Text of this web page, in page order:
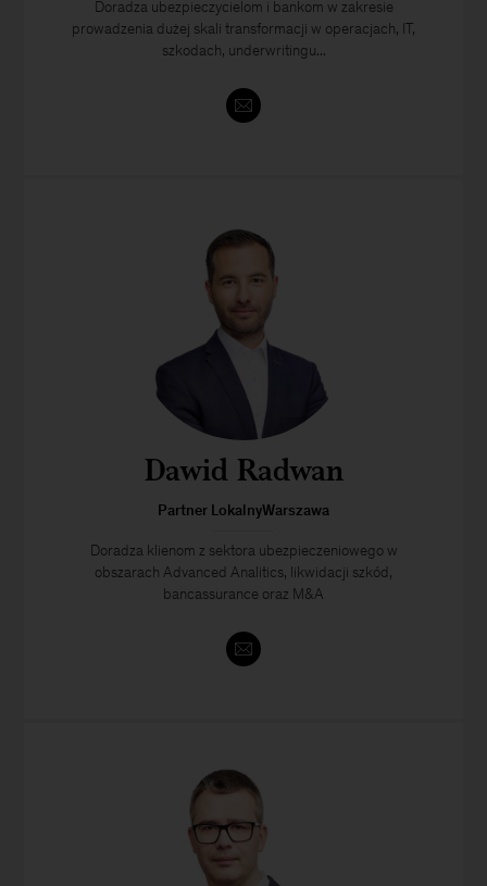
Doradza ubezpieczycielom i bankom w zakresie
prowadzenia dużej skali transformacji w operacjach, IT,
szkodach, underwritingu...
Dawid Radwan
Partner LokalnyWarszawa
Doradza klienom z sektora ubezpieczeniowego w
obszarach Advanced Analitics, likwidacji szkód,
bancassurance oraz M&A